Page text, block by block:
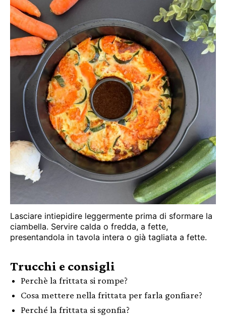
Lasciare intiepidire leggermente prima di sformare la
ciambella. Servire calda o fredda, a fette,
presentandola in tavola intera o già tagliata a fette.
Trucchi e consigli
Perchè la frittata si rompe?
Cosa mettere nella frittata per farla gonfiare?
Perché la frittata si sgonfia?